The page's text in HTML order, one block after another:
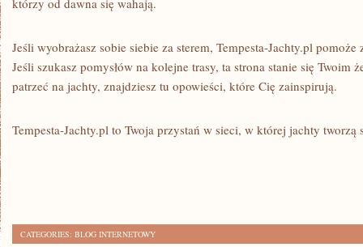
którzy od dawna się wahają.
Jeśli wyobrażasz sobie siebie za sterem, Tempesta-Jachty.pl
Jeśli szukasz pomysłów na kolejne trasy, ta strona stanie się Twoim
patrzeć na jachty, znajdziesz tu opowieści, które Cię zainspirują.
Tempesta-Jachty.pl to Twoja przystań w sieci, w której jachty tworzą
CATEGORIES: BLOG INTERNETOWY